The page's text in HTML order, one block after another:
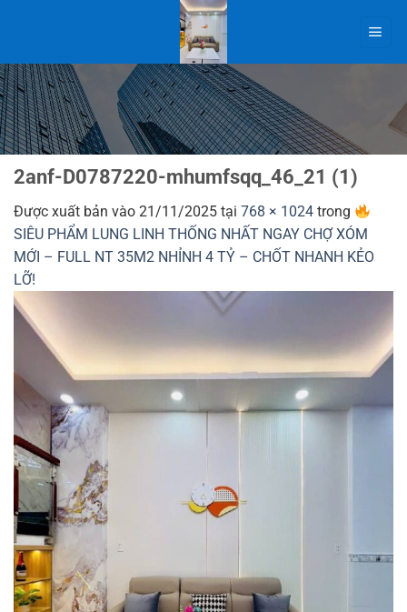
dung
2anf-D0787220-mhumfsqq_46_21 (1)
Được xuất bản vào 21/11/2025 tại 768 × 1024 trong
SIÊU PHẨM LUNG LINH THỐNG NHẤT NGAY CHỢ XÓM
MỚI – FULL NT 35M2 NHỈNH 4 TỶ – CHỐT NHANH KẺO
LỠ!